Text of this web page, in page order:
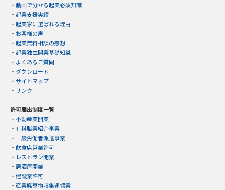
・ 動画で分かる起業必須知識
・ 起業支援実績
・ 起業家に選ばれる理由
・ お客様の声
・ 起業無料相談の感想
・ 起業独立開業基礎知識
・ よくあるご質問
・ ダウンロード
・ サイトマップ
・ リンク
許可届出制度一覧
・ 不動産業開業
・ 有料職業紹介事業
・ 一般労働者派遣事業
・ 飲食店営業許可
・ レストラン開業
・ 居酒屋開業
・ 建設業許可
・ 産業廃棄物収集運搬業